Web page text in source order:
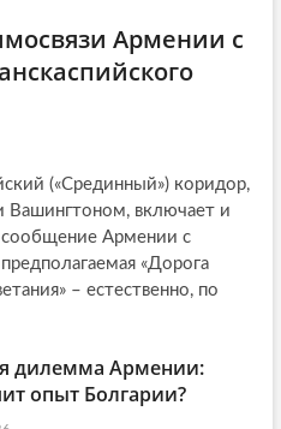
Армении с
(«Срединный») коридор,
Вашингтоном, включает и
сообщение Армении с
«Дорога
– естественно, по
дилемма Армении:
опыт Болгарии?